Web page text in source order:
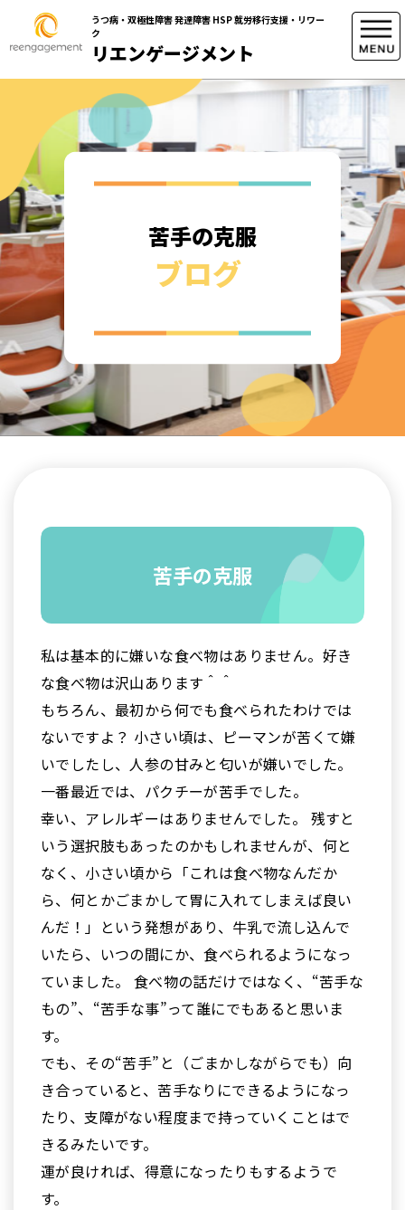
うつ病・双極性障害 発達障害 HSP 就労移行支援・リワー
ク
リエンゲージメント
苦手の克服
ブログ
苦手の克服
私は基本的に嫌いな食べ物はありません。好き
な食べ物は沢山あります＾＾
もちろん、最初から何でも食べられたわけでは
ないですよ？ 小さい頃は、ピーマンが苦くて嫌
いでしたし、人参の甘みと匂いが嫌いでした。
一番最近では、パクチーが苦手でした。
幸い、アレルギーはありませんでした。 残すと
いう選択肢もあったのかもしれませんが、何と
なく、小さい頃から「これは食べ物なんだか
ら、何とかごまかして胃に入れてしまえば良い
んだ！」という発想があり、牛乳で流し込んで
いたら、いつの間にか、食べられるようになっ
ていました。 食べ物の話だけではなく、“苦手な
もの”、“苦手な事”って誰にでもあると思いま
す。
でも、その“苦手”と（ごまかしながらでも）向
き合っていると、苦手なりにできるようになっ
たり、支障がない程度まで持っていくことはで
きるみたいです。
運が良ければ、得意になったりもするようで
す。